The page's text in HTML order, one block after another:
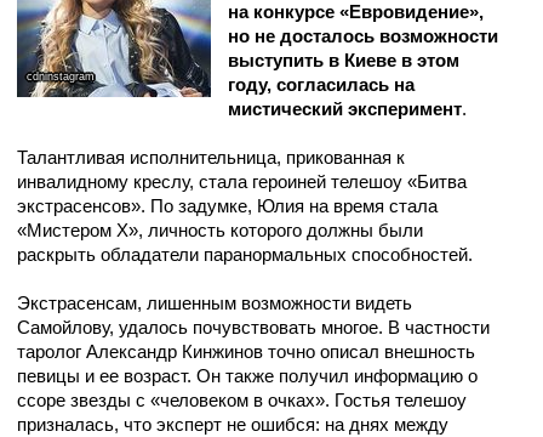
cdninstagram
на конкурсе «Евровидение»,
но не досталось возможности
выступить в Киеве в этом
году, согласилась на
мистический эксперимент.
Талантливая исполнительница, прикованная к
инвалидному креслу, стала героиней телешоу «Битва
экстрасенсов». По задумке, Юлия на время стала
«Мистером Х», личность которого должны были
раскрыть обладатели паранормальных способностей.
Экстрасенсам, лишенным возможности видеть
Самойлову, удалось почувствовать многое. В частности
таролог Александр Кинжинов точно описал внешность
певицы и ее возраст. Он также получил информацию о
ссоре звезды с «человеком в очках». Гостья телешоу
призналась, что эксперт не ошибся: на днях между